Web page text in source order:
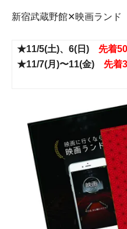
新宿武蔵野館✕映画ラン
★11/5(土)、6(日) 先着
★11/7(月)〜11(金) 先着